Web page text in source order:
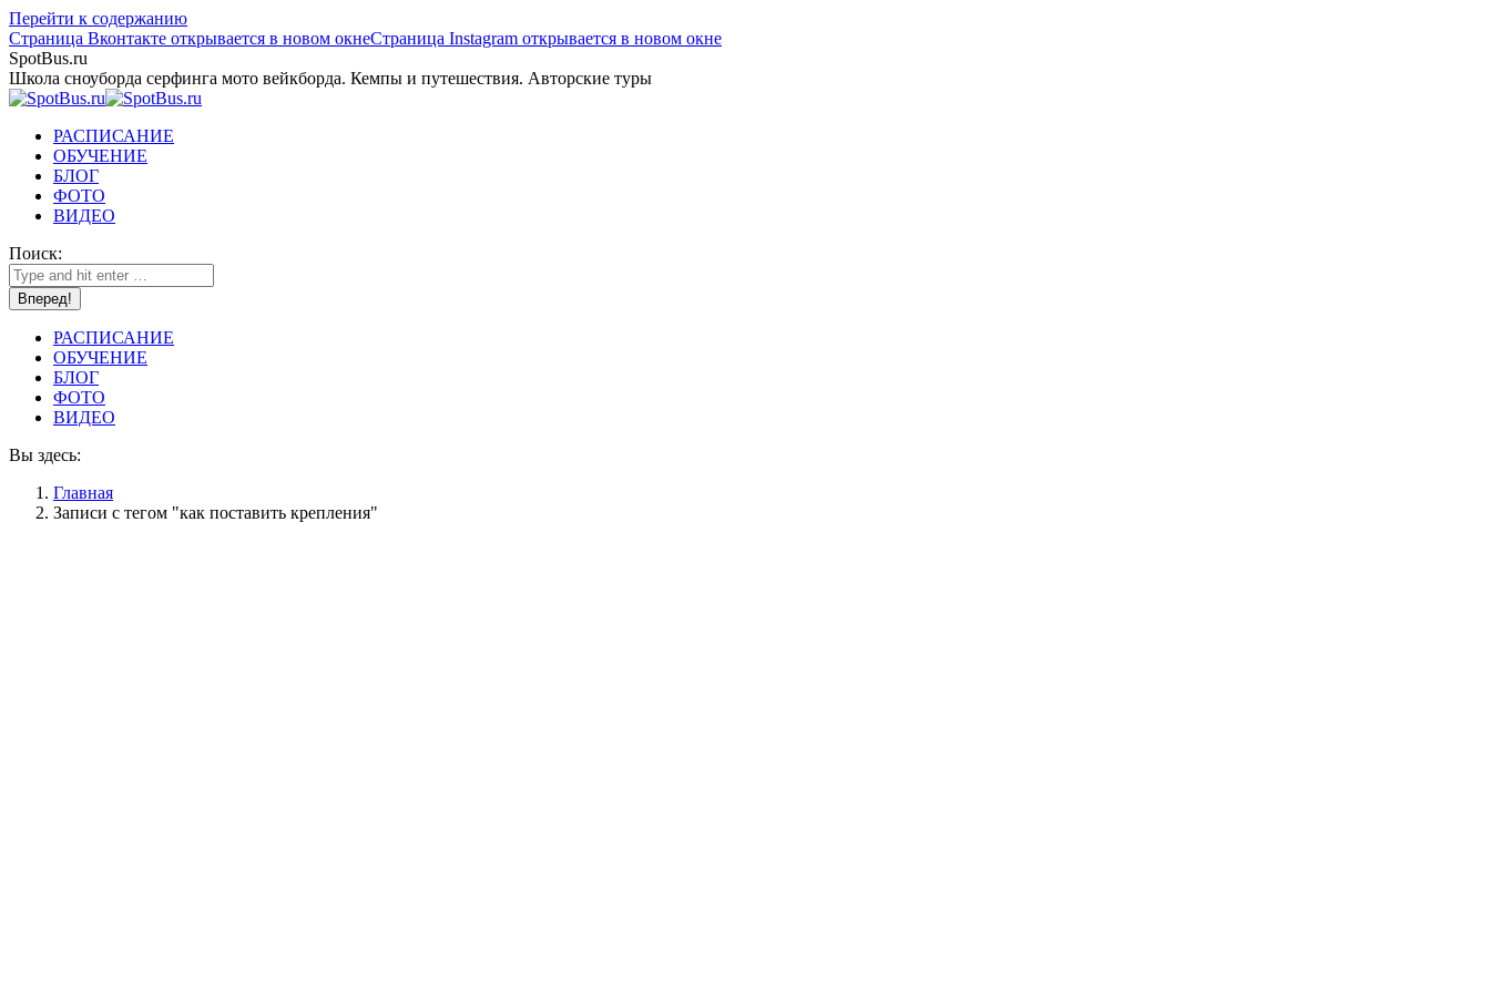
Перейти к содержанию
Страница Вконтакте открывается в новом окнеСтраница Instagram открывается в новом окне
SpotBus.ru
Школа сноуборда серфинга мото вейкборда. Кемпы и путешествия. Авторские туры
РАСПИСАНИЕ
ОБУЧЕНИЕ
БЛОГ
ФОТО
ВИДЕО
Поиск:
РАСПИСАНИЕ
ОБУЧЕНИЕ
БЛОГ
ФОТО
ВИДЕО
Вы здесь:
Главная
Записи с тегом "как поставить крепления"